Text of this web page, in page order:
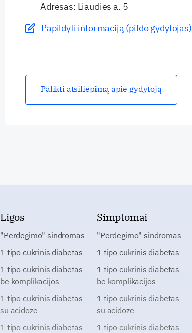
Adresas: Liaudies a. 5
Papildyti informaciją (pildo gydytojas)
Palikti atsiliepimą apie gydytoją
Ligos
"Perdegimo" sindromas
1 tipo cukrinis diabetas
1 tipo cukrinis diabetas
be komplikacijos
1 tipo cukrinis diabetas
su acidoze
1 tipo cukrinis diabetas
Simptomai
"Perdegimo" sindromas
1 tipo cukrinis diabetas
1 tipo cukrinis diabetas
be komplikacijos
1 tipo cukrinis diabetas
su acidoze
1 tipo cukrinis diabetas